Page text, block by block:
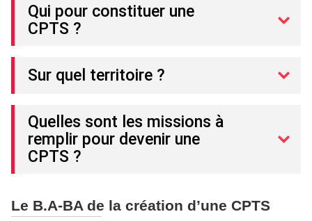
Qui pour constituer une
CPTS ?
Sur quel territoire ?
Quelles sont les missions à
remplir pour devenir une
CPTS ?
Le B.A-BA de la création d’une CPTS